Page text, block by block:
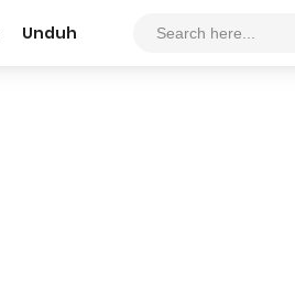
Unduh